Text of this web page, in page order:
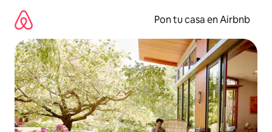
contenido
Pon tu casa en Airbnb